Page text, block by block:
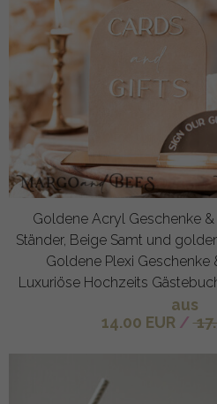
Goldene Acryl Geschenke
Ständer, Beige Samt und
Goldene Plexi Geschenke
Luxuriöse Hochzeits
aus
14.00 EUR /